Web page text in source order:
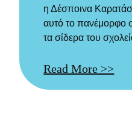
η Δέσποινα
αυτό το πανέμορφο
τα σίδερα του
Read More >>